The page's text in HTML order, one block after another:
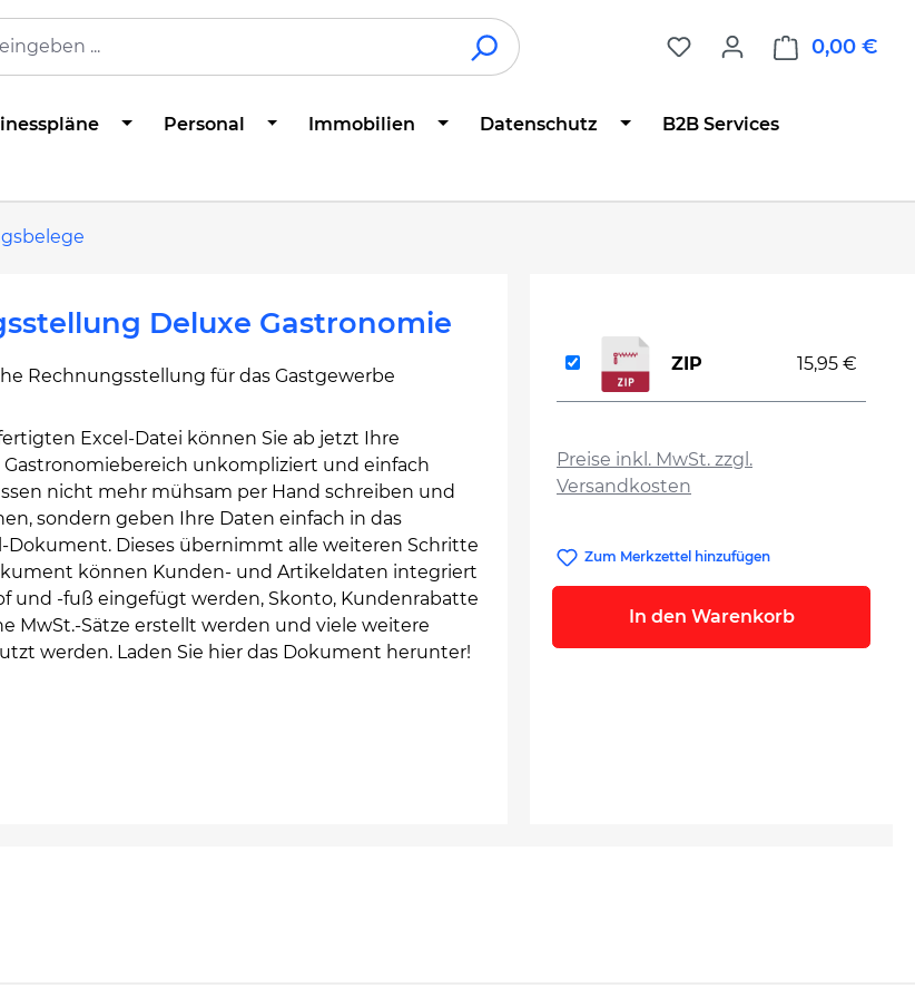
0,00 €
Personal Immobilien Datenschutz B2B Services
Deluxe Gastronomie
Rechnungsstellung für das Gastgewerbe
Excel-Datei können Sie ab jetzt Ihre
unkompliziert und einfach
nicht mehr mühsam per Hand schreiben und
sondern geben Ihre Daten einfach in das
Dokument. Dieses übernimmt alle weiteren Schritte
können Kunden- und Artikeldaten integriert
und -fuß eingefügt werden, Skonto, Kundenrabatte
MwSt.-Sätze erstellt werden und viele weitere
werden. Laden Sie hier das Dokument herunter!
Preise inkl. MwSt. zzgl.
Versandkosten
ZIP 15,95 €
Zum Merkzettel hinzufügen
In den Warenkorb